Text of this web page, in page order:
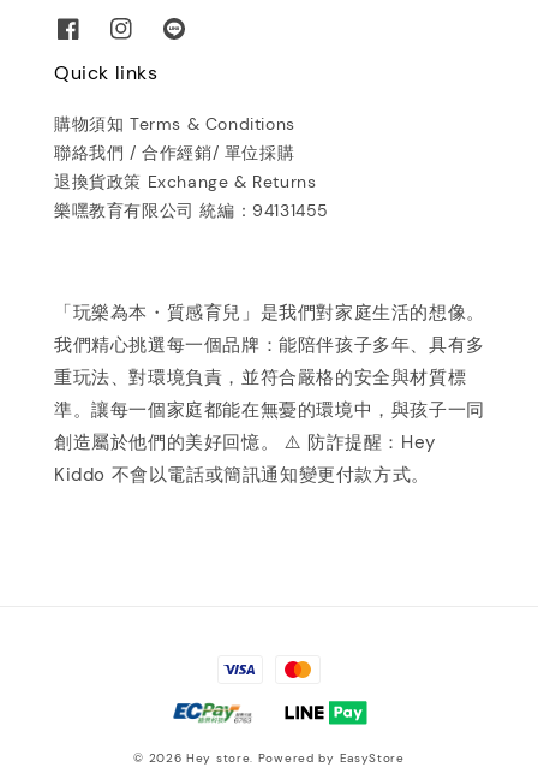
Quick links
購物須知 Terms & Conditions
聯絡我們 / 合作經銷/ 單位採購
退換貨政策 Exchange & Returns
樂嘿教育有限公司 統編：94131455
「玩樂為本・質感育兒」是我們對家庭生活的想像。
我們精心挑選每一個品牌：能陪伴孩子多年、具有多
重玩法、對環境負責，並符合嚴格的安全與材質標
準。讓每一個家庭都能在無憂的環境中，與孩子一同
創造屬於他們的美好回憶。 ⚠️ 防詐提醒：Hey
Kiddo 不會以電話或簡訊通知變更付款方式。
© 2026 Hey store. Powered by EasyStore